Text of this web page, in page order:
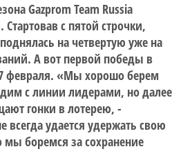
Gazprom Team Russia
с пятой строчки,
на четвертую уже на
А вот первой победы в
февраля. «Мы хорошо берем
с линии лидерами, но далее
гонки в лотерею, -
всегда удается удержать свою
боремся за сохранение